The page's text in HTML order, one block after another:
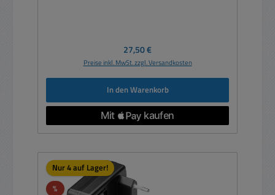
Regulärer Preis:
27,50 €
Preise inkl. MwSt. zzgl. Versandkosten
In den Warenkorb
Nur 4 auf Lager!
%Rabatt